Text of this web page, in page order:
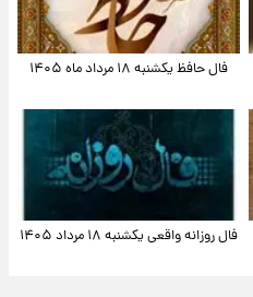
فال حافظ یکشنبه ۱۸ مرداد ماه ۱۴۰۵
فال روزانه واقعی یکشنبه ۱۸ مرداد ۱۴۰۵